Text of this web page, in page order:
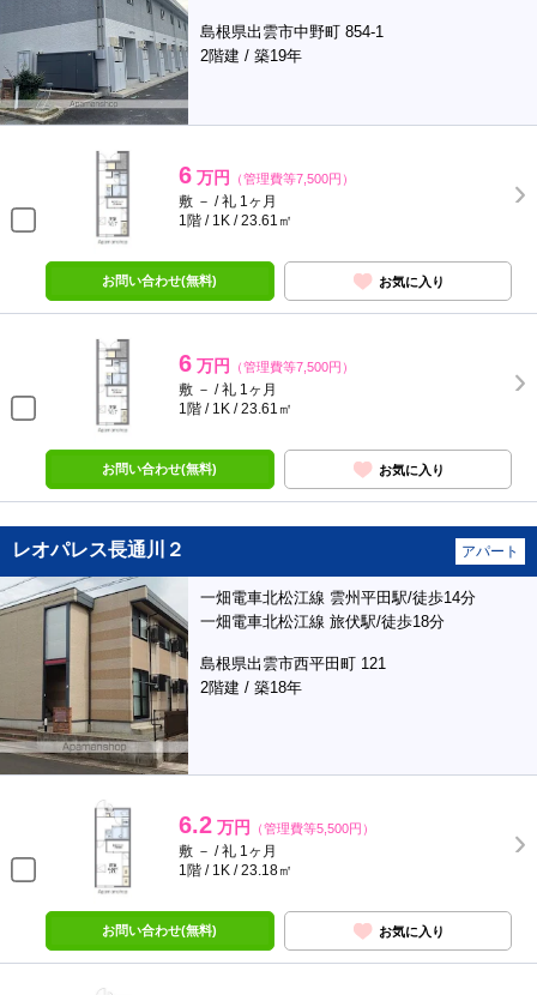
島根県出雲市中野町 854-1
2階建 / 築19年
6 万円 （管理費等7,500円）
敷 － / 礼 1ヶ月
1階 / 1K / 23.61㎡
お問い合わせ(無料) お気に入り
6 万円 （管理費等7,500円）
敷 － / 礼 1ヶ月
1階 / 1K / 23.61㎡
お問い合わせ(無料) お気に入り
レオパレス長通川２ アパート
一畑電車北松江線 雲州平田駅/徒歩14分
一畑電車北松江線 旅伏駅/徒歩18分
島根県出雲市西平田町 121
2階建 / 築18年
6.2 万円 （管理費等5,500円）
敷 － / 礼 1ヶ月
1階 / 1K / 23.18㎡
お問い合わせ(無料) お気に入り